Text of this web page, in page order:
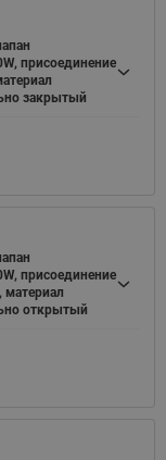
присоединение
закрытый
присоединение
материал
открытый